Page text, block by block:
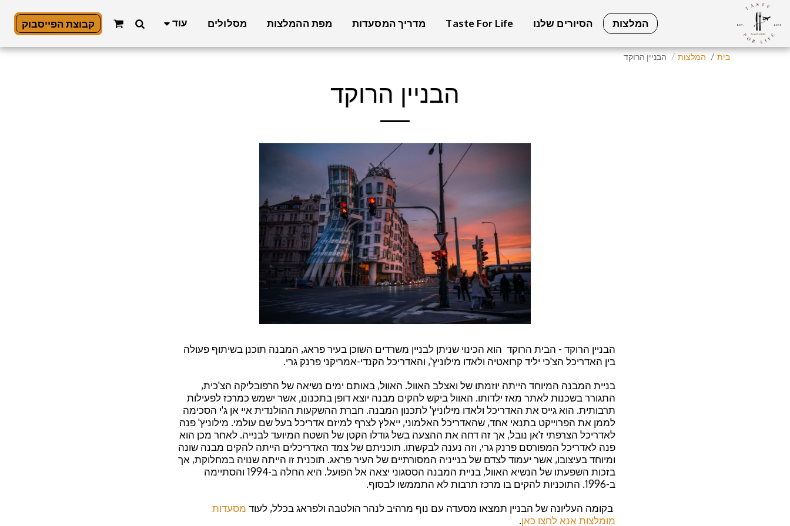
המלצות הסיורים שלנו Taste For Life מדריך המסעדות מפת ההמלצות מסלולים עוד קבוצת הפייסבוק
בית המלצות הבניין הרוקד
הבניין הרוקד
הבניין הרוקד - הבית הרוקד הוא הכינוי שניתן לבניין משרדים השוכן בעיר פראג, המבנה תוכנן בשיתוף פעולה
בין האדריכל הצ'כי יליד קרואטיה ולאדו מילוניץ', והאדריכל הקנדי-אמריקני פרנק גרי.
בניית המבנה המיוחד הייתה יוזמתו של ואצלב האוול. האוול, באותם ימים נשיאה של הרפובליקה הצ'כית,
התגורר בשכנות לאתר מאז ילדותו. האוול ביקש להקים מבנה יוצא דופן בתכנונו, אשר ישמש כמרכז לפעילות
תרבותית. הוא גייס את האדריכל ולאדו מילוניץ' לתכנון המבנה. חברת ההשקעות ההולנדית איי אן ג'י הסכימה
לממן את הפרוייקט בתנאי אחד, שהאדריכל האלמוני, ייאלץ לצרף למיזם אדריכל בעל שם עולמי. מילוניץ' פנה
לאדריכל הצרפתי ז'אן נובל, אך זה דחה את ההצעה בשל גודלו הקטן של השטח המיועד לבנייה. לאחר מכן הוא
פנה לאדריכל המפורסם פרנק גרי, וזה נענה לבקשתו. תוכניתם של צמד האדריכלים הייתה להקים מבנה שונה
ומיוחד בעיצובו, אשר יעמוד לצדם של בנייניה המסורתיים של העיר פראג. תוכנית זו הייתה שנויה במחלוקת, אך
בזכות השפעתו של הנשיא האוול, בניית המבנה הססגוני יצאה אל הפועל. היא החלה ב-1994 והסתיימה
ב-1996. התוכניות להקים בו מרכז תרבות לא התממשו לבסוף.
בקומה העליונה של הבניין תמצאו מסעדה עם נוף מרהיב לנהר הולטבה ולפראג בכלל, לעוד מסעדות
מומלצות אנא לחצו כאן.